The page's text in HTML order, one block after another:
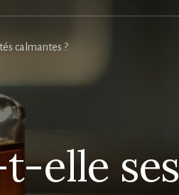
calmantes ?
t-elle ses